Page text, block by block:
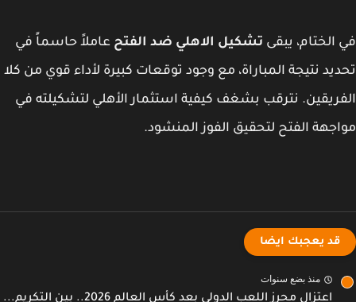
يبقىتشكيل الاهلي ضد الفتحعاملاً حاسماً في
نتيجة المباراة، مع وجود توقعات كبيرة لأداء قوي من كلا
نترقب بشغف كيفية استثمار الأهلي لتشكيلته في
الفتح لتحقيق الفوز المنشود.
قد يعجبك ايضا
منذ بضع سنوات
اعتزال محرز اللعب الدولي بعد كأس العالم 2026.. بين التكريم...